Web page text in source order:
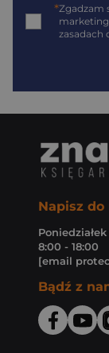
*Zgadzam
zasadach
Napisz do
8:00 - 18:00
[email
Bądź z